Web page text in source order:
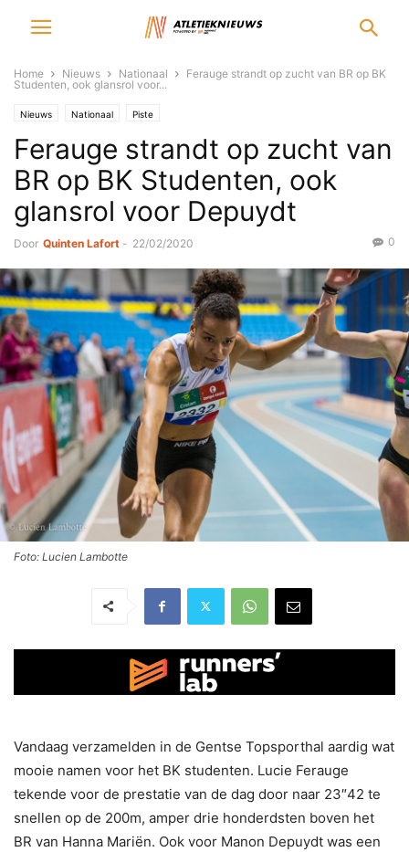
Home Nieuws Nationaal
Ferauge strandt op zucht van BR op BK
Studenten, ook glansrol voor...
Nieuws Nationaal Piste
Ferauge strandt op zucht van
BR op BK Studenten, ook
glansrol voor Depuydt
Door Quinten Lafort - 22/02/2020 0
Foto: Lucien Lambotte
Vandaag verzamelden in de Gentse Topsporthal aardig wat
mooie namen voor het BK studenten. Lucie Ferauge
tekende voor de prestatie van de dag door naar 23″42 te
snellen op de 200m, amper drie honderdsten boven het
BR van Hanna Mariën. Ook voor Manon Depuydt was een